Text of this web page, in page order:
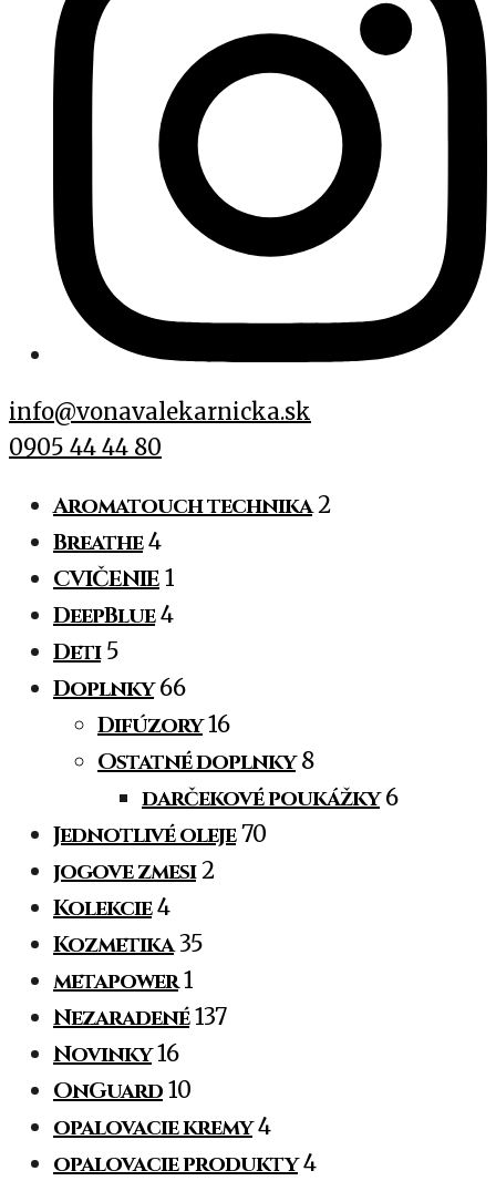
info@vonavalekarnicka.sk
0905 44 44 80
Aromatouch technika 2
Breathe 4
CVIČENIE 1
DeepBlue 4
Deti 5
Doplnky 66
Difúzory 16
Ostatné doplnky 8
darčekové poukážky 6
Jednotlivé oleje 70
jogove zmesi 2
Kolekcie 4
Kozmetika 35
metapower 1
Nezaradené 137
Novinky 16
OnGuard 10
opalovacie kremy 4
opalovacie produkty 4